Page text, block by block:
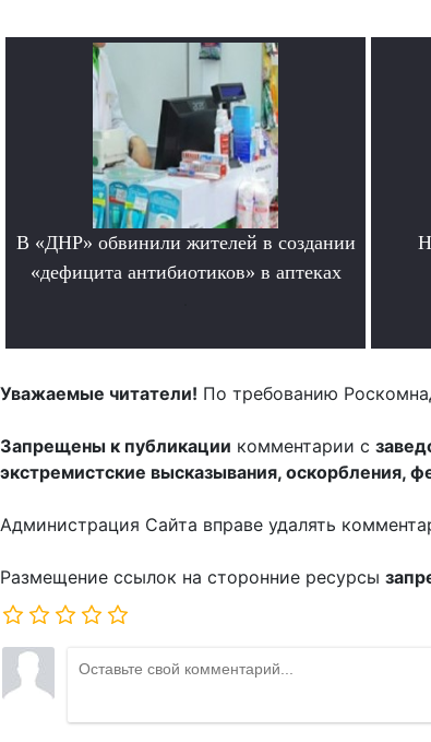
В «ДНР» обвинили жителей в создании
«дефицита антибиотиков» в аптеках
Уважаемые читатели! По требованию
Запрещены к публикации комментарии с
экстремистские высказывания, оскорбления,
Администрация Сайта вправе удалять
Размещение ссылок на сторонние ресурсы